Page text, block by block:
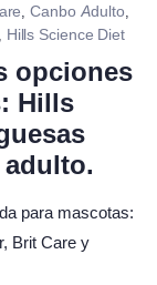
,Canbo Adulto,
Hills Science Diet
opciones
Hills
adulto.
para mascotas:
Brit Care y